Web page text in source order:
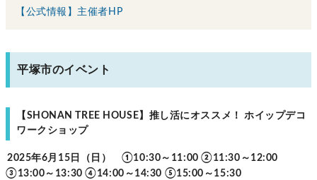
【公式情報】主催者HP
平塚市のイベント
【SHONAN TREE HOUSE】推し活にオススメ！ ホイップデコ
ワークショップ
2025年6月15日（日） ①10:30～11:00 ②11:30～12:00
③13:00～13:30 ④14:00～14:30 ⑤15:00～15:30